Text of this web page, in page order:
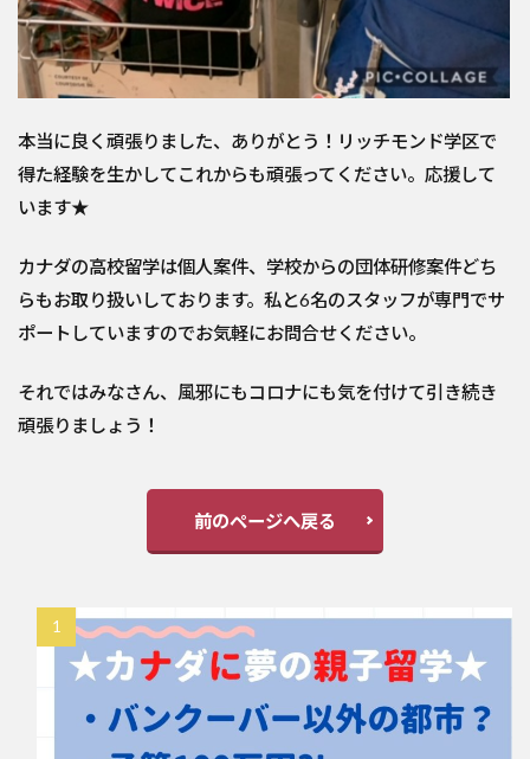
本当に良く頑張りました、ありがとう！リッチモンド学区で
得た経験を生かしてこれからも頑張ってください。応援して
います★
カナダの高校留学は個人案件、学校からの団体研修案件どち
らもお取り扱いしております。私と6名のスタッフが専門でサ
ポートしていますのでお気軽にお問合せください。
それではみなさん、風邪にもコロナにも気を付けて引き続き
頑張りましょう！
前のページへ戻る